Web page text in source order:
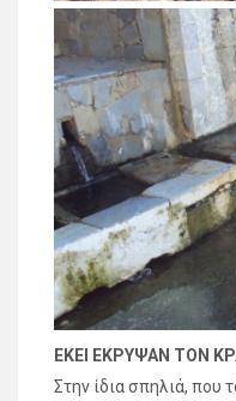
ΕΚΕΙ ΕΚΡΥΨΑΝ ΤΟΝ
Στην ίδια σπηλιά, που